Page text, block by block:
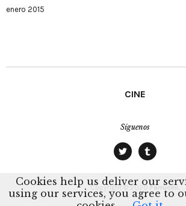
enero 2015
CINE
Síguenos
Copyright © 2020 Farrucini.
Cookies help us deliver our
using our services, you agree to